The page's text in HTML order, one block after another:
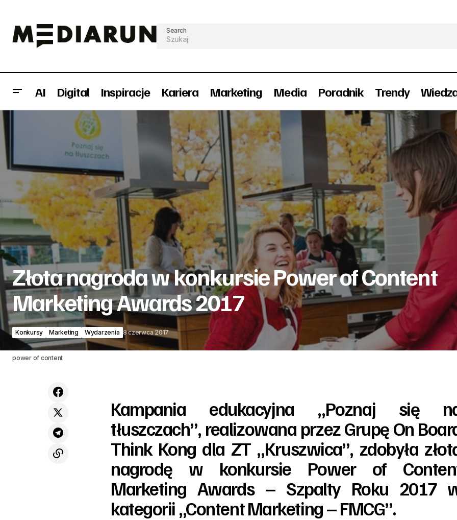
Search
AI Digital Inspiracje Kariera Marketing Media Poradnik Trendy
Teen marketing – jak komunikować się
z pokoleniem digital natives?
Konkursy
Marketing
Wydarzenia
Złota nagroda w konkursie Power of Content
Awards 2017
Złota nagroda w konkursie Power of Content
Marketing Awards 2017
Konkursy Marketing Wydarzenia 8 czerwca 2017
power of content
Kampania edukacyjna „Poznaj się
tłuszczach”, realizowana przez Grupę On
Think Kong dla ZT „Kruszwica”, zdobyła
nagrodę w konkursie Power of
Marketing Awards – Szpalty Roku 2017
kategorii „Content Marketing – FMCG”.